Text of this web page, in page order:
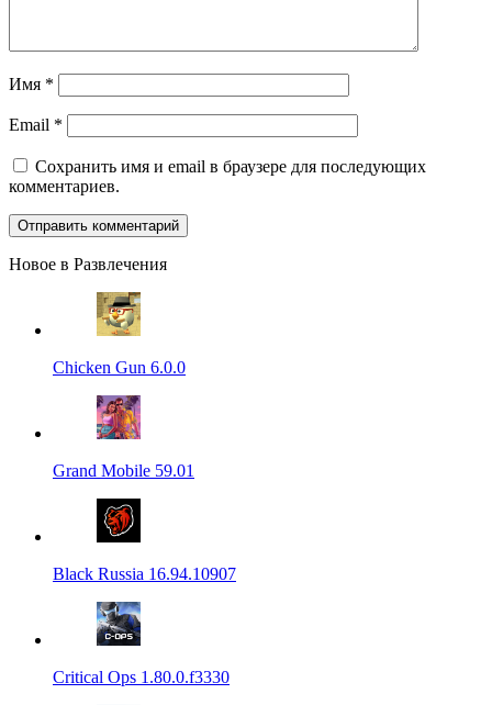
Имя *
Email *
Сохранить имя и email в браузере для последующих
комментариев.
Новое в Развлечения
Chicken Gun 6.0.0
Grand Mobile 59.01
Black Russia 16.94.10907
Critical Ops 1.80.0.f3330